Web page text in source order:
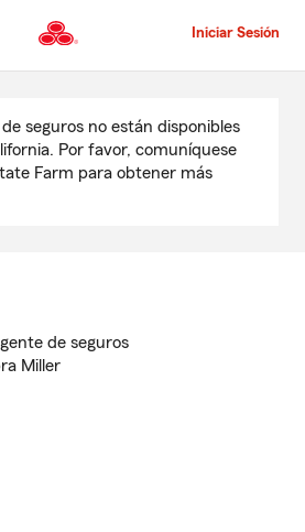
al
principal
Iniciar Sesión
seguros no están disponibles
Por favor, comuníquese
Farm para obtener más